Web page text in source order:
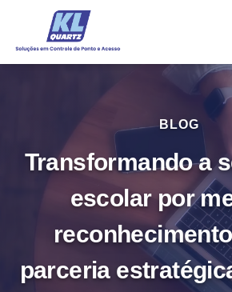
BLOG
Transformando a
escolar por
parceria